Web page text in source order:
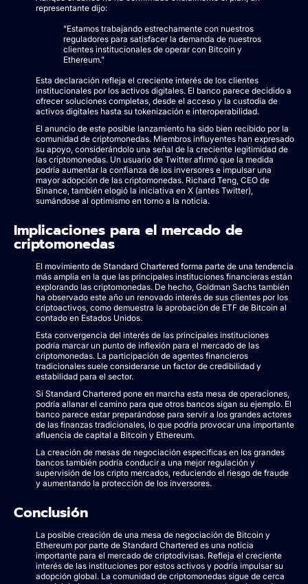
representante dijo:
"Estamos trabajando estrechamente con nuestros
reguladores para satisfacer la demanda de nuestros
clientes institucionales de operar con Bitcoin y
Ethereum."
Esta declaración refleja el creciente interés de los clientes
institucionales por los activos digitales. El banco parece decidido a
ofrecer soluciones completas, desde el acceso y la custodia de
activos digitales hasta su tokenización e interoperabilidad.
El anuncio de este posible lanzamiento ha sido bien recibido por la
comunidad de criptomonedas. Miembros influyentes han expresado
su apoyo, considerándolo una señal de la creciente legitimidad de
las criptomonedas. Un usuario de Twitter afirmó que la medida
podría aumentar la confianza de los inversores e impulsar una
mayor adopción de las criptomonedas. Richard Teng, CEO de
Binance, también elogió la iniciativa en X (antes Twitter),
sumándose al optimismo en torno a la noticia.
Implicaciones para el mercado de
criptomonedas
El movimiento de Standard Chartered forma parte de una tendencia
más amplia en la que las principales instituciones financieras están
explorando las criptomonedas. De hecho, Goldman Sachs también
ha observado este año un renovado interés de sus clientes por los
criptoactivos, como demuestra la aprobación de ETF de Bitcoin al
contado en Estados Unidos.
Esta convergencia del interés de las principales instituciones
podría marcar un punto de inflexión para el mercado de las
criptomonedas. La participación de agentes financieros
tradicionales suele considerarse un factor de credibilidad y
estabilidad para el sector.
Si Standard Chartered pone en marcha esta mesa de operaciones,
podría allanar el camino para que otros bancos sigan su ejemplo. El
banco parece estar preparándose para servir a los grandes actores
de las finanzas tradicionales, lo que podría provocar una importante
afluencia de capital a Bitcoin y Ethereum.
La creación de mesas de negociación específicas en los grandes
bancos también podría conducir a una mejor regulación y
supervisión de los cripto mercados, reduciendo el riesgo de fraude
y aumentando la protección de los inversores.
Conclusión
La posible creación de una mesa de negociación de Bitcoin y
Ethereum por parte de Standard Chartered es una noticia
importante para el mercado de criptodivisas. Refleja el creciente
interés de las instituciones por estos activos y podría impulsar su
adopción global. La comunidad de criptomonedas sigue de cerca